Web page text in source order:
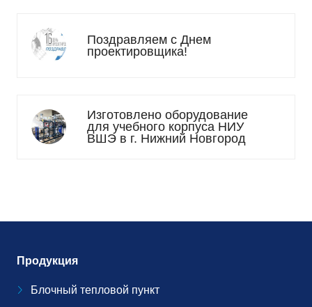
Поздравляем с Днем
проектировщика!
Изготовлено оборудование
для учебного корпуса НИУ
ВШЭ в г. Нижний Новгород
Продукция
Блочный тепловой пункт